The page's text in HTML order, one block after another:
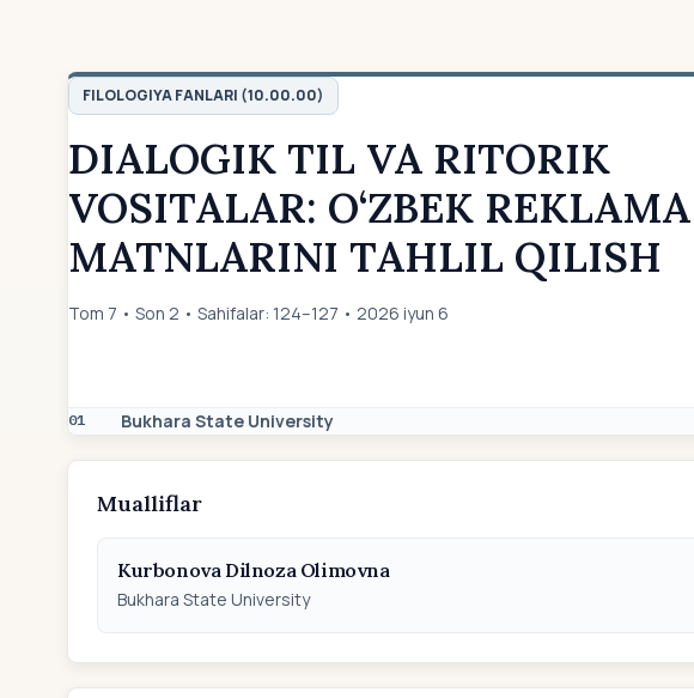
FILOLOGIYA FANLARI (10.00.00)
DIALOGIK TIL VA RITORIK
VOSITALAR: O‘ZBEK REKLAMA
MATNLARINI TAHLIL QILISH
Tom 7 • Son 2 • Sahifalar: 124–127 • 2026 iyun 6
01 Bukhara State University
Mualliflar
Kurbonova Dilnoza Olimovna
Bukhara State University